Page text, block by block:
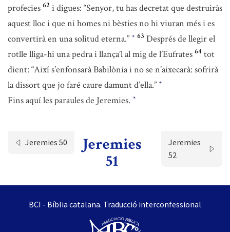
profecies 62 i digues: “Senyor, tu has decretat que destruiràs
aquest lloc i que ni homes ni bèsties no hi viuran més i es
convertirà en una solitud eterna.” * 63 Després de llegir el
rotlle lliga-hi una pedra i llança’l al mig de l’Eufrates 64 tot
dient: “Així s’enfonsarà Babilònia i no se n’aixecarà: sofrirà
la dissort que jo faré caure damunt d’ella.” *
Fins aquí les paraules de Jeremies. *
Jeremies 50
Jeremies
51
Jeremies
52
BCI - Bíblia catalana. Traducció interconfessional